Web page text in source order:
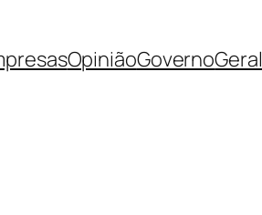
OpiniãoGovernoGeral